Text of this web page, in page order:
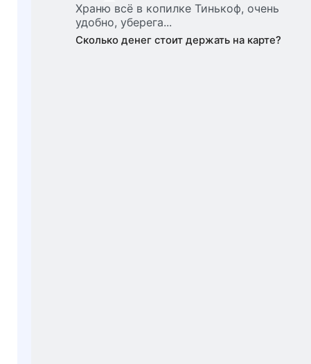
Храню всё в копилке Тинькоф, очень
удобно, уберега...
Сколько денег стоит держать на карте?